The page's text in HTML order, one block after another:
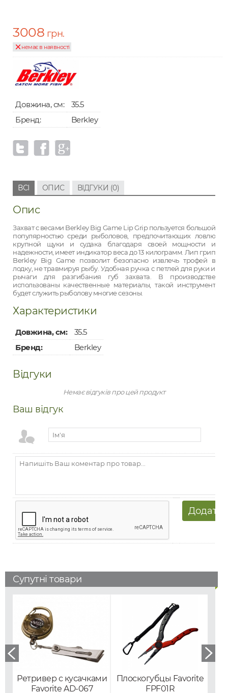
3008 грн.
немає в наявності
Довжина, см:
35.5
Бренд:
Berkley
ВСІ ОПИС ВІДГУКИ (0)
Опис
Захват с весами Berkley Big Game Lip Grip пользуется большой
популярностью среди рыболовов, предпочитающих ловлю
крупной щуки и судака благодаря своей мощности и
надежности, имеет индикатор веса до 13 килограмм. Лип грип
Berkley Big Game позволит безопасно извлечь трофей в
лодку, не травмируя рыбу. Удобная ручка с петлей для руки и
рычаги для разгибания губ захвата. В производстве
использованы качественные материалы, такой инструмент
будет служить рыболову многие сезоны.
Характеристики
Довжина, см:
35.5
Бренд:
Berkley
Відгуки
Немає відгуків про цей продукт
Ваш відгук
Супутні товари
Ретривер с кусачками
Favorite AD-067
Плоскогубцы Favorite
FPF01R